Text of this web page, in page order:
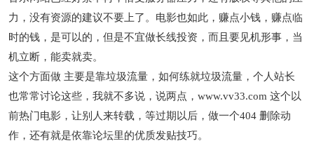
力，没有资源的建议不要上了。电影也如此，赚点小钱，赚点临
时的钱，是可以的，但是不宜做长线投资，而且要见机形事，当
机立断，能卖就卖。
这个方面做 主要是靠垃圾流量，如何练就垃圾流量，个人站长
也常常讨论这些，我就不多说，说两点，www.vv33.com 这个以
前热门电影，让别人来转载，等过期以后，做一个404 删除动
作，还有就是依靠论坛里的优质发贴技巧。